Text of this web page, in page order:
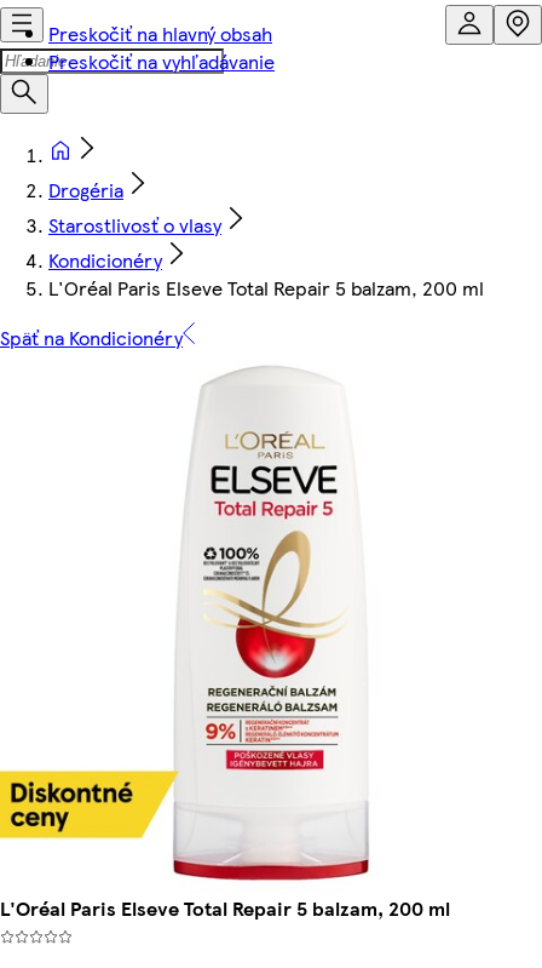
Preskočiť na hlavný obsah
Preskočiť na vyhľadávanie
Drogéria
Starostlivosť o vlasy
Kondicionéry
L'Oréal Paris Elseve Total Repair 5 balzam, 200 ml
Späť na Kondicionéry
L'Oréal Paris Elseve Total Repair 5 balzam, 200 ml